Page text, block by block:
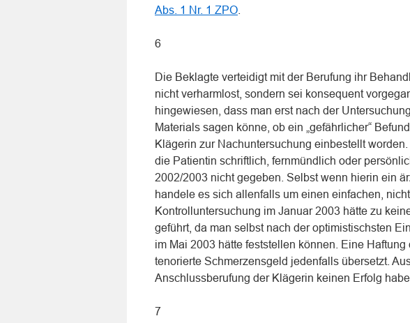
Abs. 1 Nr. 1 ZPO
6
Die Beklagte verteidigt mit der Berufung ihr
nicht verharmlost, sondern sei konsequent
hingewiesen, dass man erst nach der
Materials sagen könne, ob ein „gefährlicher“
Klägerin zur Nachuntersuchung einbestellt
die Patientin schriftlich, fernmündlich oder
2002/2003 nicht gegeben. Selbst wenn hierin ein
handele es sich allenfalls um einen einfachen,
Kontrolluntersuchung im Januar 2003 hätte zu
geführt, da man selbst nach der optimistischsten
im Mai 2003 hätte feststellen können. Eine
tenorierte Schmerzensgeld jedenfalls übersetzt.
Anschlussberufung der Klägerin keinen Erfolg
7